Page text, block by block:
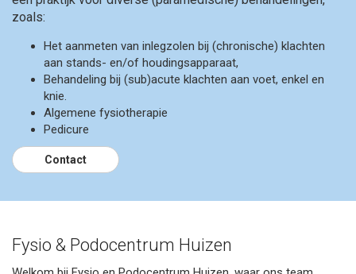
zoals:
Het aanmeten van inlegzolen bij (chronische) klachten
aan stands- en/of houdingsapparaat,
Behandeling bij (sub)acute klachten aan voet, enkel en
knie.
Algemene fysiotherapie
Pedicure
Contact
Fysio & Podocentrum Huizen